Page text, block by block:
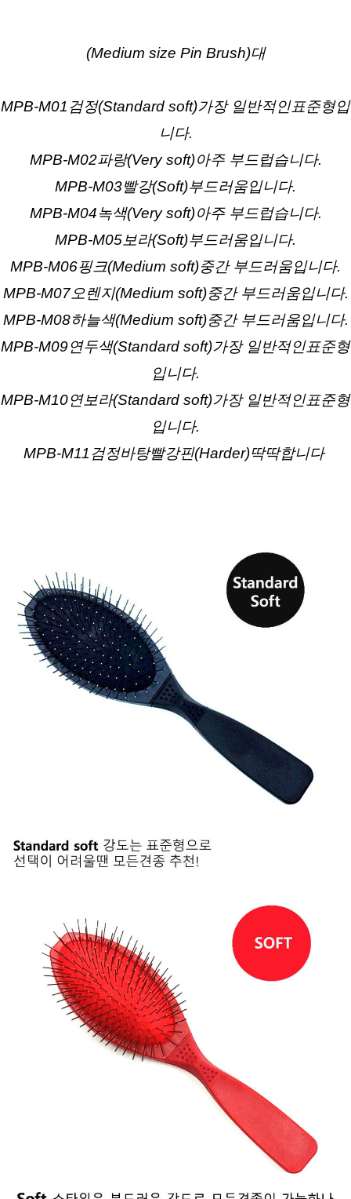
(Medium size Pin Brush)대
MPB-M01검정(Standard soft)가장 일반적인표준형입
니다.
MPB-M02파랑(Very soft)아주 부드럽습니다.
MPB-M03빨강(Soft)부드러움입니다.
MPB-M04녹색(Very soft)아주 부드럽습니다.
MPB-M05보라(Soft)부드러움입니다.
MPB-M06핑크(Medium soft)중간 부드러움입니다.
MPB-M07오렌지(Medium soft)중간 부드러움입니다.
MPB-M08하늘색(Medium soft)중간 부드러움입니다.
MPB-M09연두색(Standard soft)가장 일반적인표준형
입니다.
MPB-M10연보라(Standard soft)가장 일반적인표준형
입니다.
MPB-M11검정바탕빨강핀(Harder)딱딱합니다